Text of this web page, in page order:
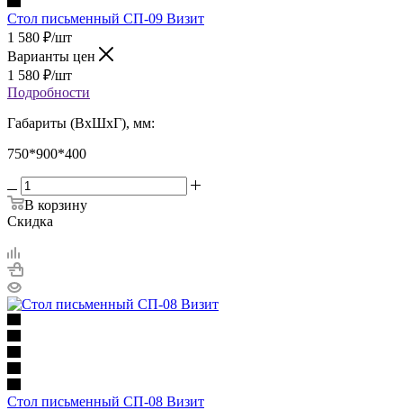
Стол письменный СП-09 Визит
1 580 ₽/шт
Варианты цен
1 580 ₽/шт
Подробности
Габариты (ВхШхГ), мм:
750*900*400
В корзину
Скидка
Стол письменный СП-08 Визит